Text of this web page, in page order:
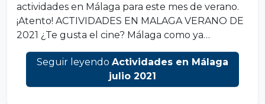
actividades en Málaga para este mes de verano.
¡Atento! ACTIVIDADES EN MALAGA VERANO DE
2021 ¿Te gusta el cine? Málaga como ya…
Seguir leyendo Actividades en Málaga
julio 2021